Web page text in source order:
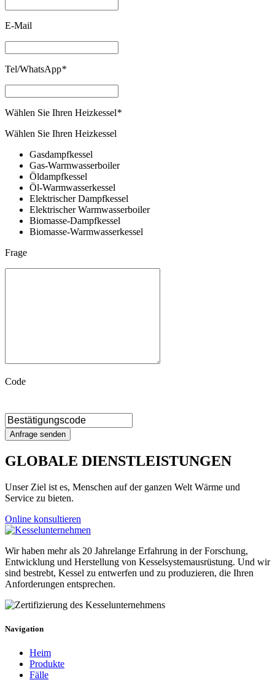
E-Mail
Tel/WhatsApp*
Wählen Sie Ihren Heizkessel*
Wählen Sie Ihren Heizkessel
Gasdampfkessel
Gas-Warmwasserboiler
Öldampfkessel
Öl-Warmwasserkessel
Elektrischer Dampfkessel
Elektrischer Warmwasserboiler
Biomasse-Dampfkessel
Biomasse-Warmwasserkessel
Frage
Code
GLOBALE DIENSTLEISTUNGEN
Unser Ziel ist es, Menschen auf der ganzen Welt Wärme und
Service zu bieten.
Online konsultieren
Wir haben mehr als 20 Jahrelange Erfahrung in der Forschung,
Entwicklung und Herstellung von Kesselsystemausrüstung. Und wir
sind bestrebt, Kessel zu entwerfen und zu produzieren, die Ihren
Anforderungen entsprechen.
Navigation
Heim
Produkte
Fälle